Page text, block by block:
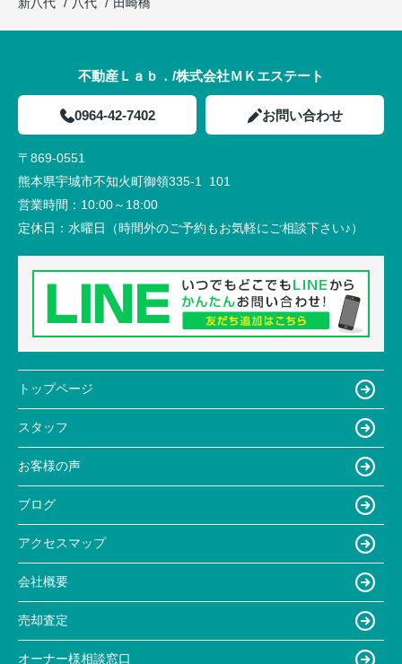
不動産Ｌａｂ．/株式会社ＭＫエステート
0964-42-7402 お問い合わせ
〒869-0551
熊本県宇城市不知火町御領335-1 101
営業時間： 10:00～18:00
定休日： 水曜日（時間外のご予約もお気軽にご相談下さい♪）
トップページ
スタッフ
お客様の声
ブログ
アクセスマップ
会社概要
売却査定
オーナー様相談窓口